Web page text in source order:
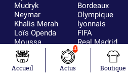
Mudryk
Neymar
Khalis Merah
Loïs Openda
Moussa
Niakhaté
Nicolás
Tagliafico
Bordeaux
Olympique
lyonnais
FIFA
Real Madrid
RC Strasbourg
Accueil
10
Actus Boutique